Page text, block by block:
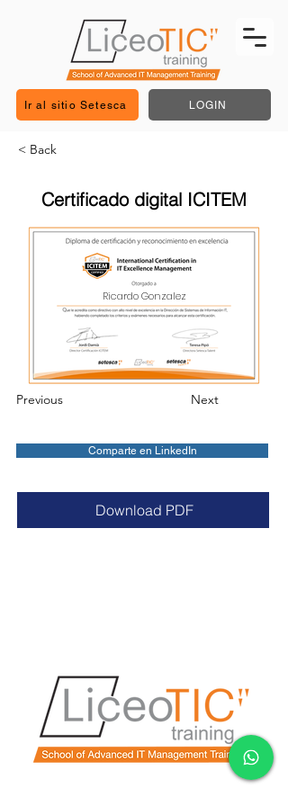
Ir al sitio Setesca LOGIN
< Back
Certificado digital ICITEM
Ricardo Gonzalez
Previous Next
Comparte en LinkedIn
Download PDF